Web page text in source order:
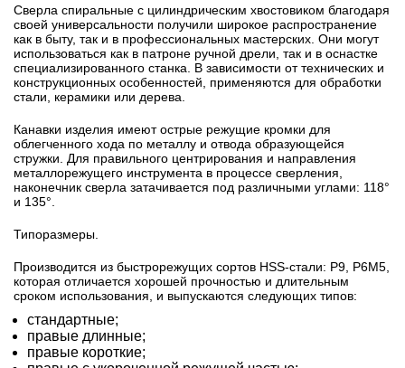
Сверла спиральные с цилиндрическим хвостовиком благодаря
своей универсальности получили широкое распространение
как в быту, так и в профессиональных мастерских. Они могут
использоваться как в патроне ручной дрели, так и в оснастке
специализированного станка. В зависимости от технических и
конструкционных особенностей, применяются для обработки
стали, керамики или дерева.
Канавки изделия имеют острые режущие кромки для
облегченного хода по металлу и отвода образующейся
стружки. Для правильного центрирования и направления
металлорежущего инструмента в процессе сверления,
наконечник сверла затачивается под различными углами: 118°
и 135°.
Типоразмеры.
Производится из быстрорежущих сортов HSS-стали: Р9, Р6М5,
которая отличается хорошей прочностью и длительным
сроком использования, и выпускаются следующих типов:
стандартные;
правые длинные;
правые короткие;